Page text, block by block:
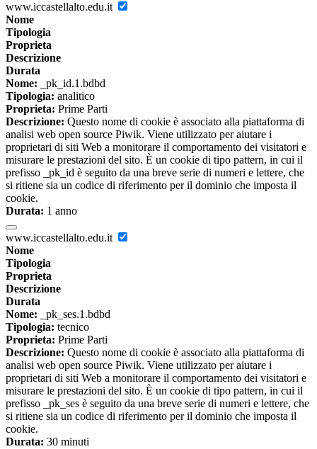
www.iccastellalto.edu.it
Nome
Tipologia
Proprieta
Descrizione
Durata
Nome: _pk_id.1.bdbd
Tipologia: analitico
Proprieta: Prime Parti
Descrizione: Questo nome di cookie è associato alla piattaforma di
analisi web open source Piwik. Viene utilizzato per aiutare i
proprietari di siti Web a monitorare il comportamento dei visitatori e
misurare le prestazioni del sito. È un cookie di tipo pattern, in cui il
prefisso _pk_id è seguito da una breve serie di numeri e lettere, che
si ritiene sia un codice di riferimento per il dominio che imposta il
cookie.
Durata: 1 anno
www.iccastellalto.edu.it
Nome
Tipologia
Proprieta
Descrizione
Durata
Nome: _pk_ses.1.bdbd
Tipologia: tecnico
Proprieta: Prime Parti
Descrizione: Questo nome di cookie è associato alla piattaforma di
analisi web open source Piwik. Viene utilizzato per aiutare i
proprietari di siti Web a monitorare il comportamento dei visitatori e
misurare le prestazioni del sito. È un cookie di tipo pattern, in cui il
prefisso _pk_ses è seguito da una breve serie di numeri e lettere, che
si ritiene sia un codice di riferimento per il dominio che imposta il
cookie.
Durata: 30 minuti